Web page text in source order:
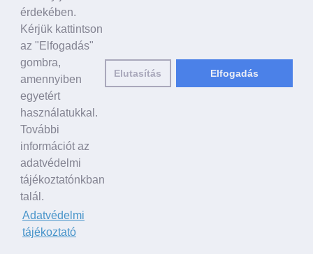
Egyéb
A VILÁG HÍREI
HAGYOMÁNYOS KÍNAI KULTÚRA
Ősi történetek
Történelmi személyek
Shen Yun Performing Arts
LINKEK
falundafa.org
hu.faluninfo.eu
minghui.org
pureinsight.org
érdekében.
Kérjük kattintson
az "Elfogadás"
gombra,
amennyiben
egyetért
használatukkal.
További
információt az
adatvédelmi
tájékoztatónkban
talál.
Adatvédelmi
tájékoztató
Elutasítás Elfogadás